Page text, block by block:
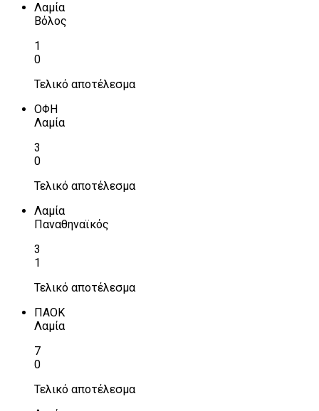
Λαμία
Βόλος
1
0
Τελικό αποτέλεσμα
ΟΦΗ
Λαμία
3
0
Τελικό αποτέλεσμα
Λαμία
Παναθηναϊκός
3
1
Τελικό αποτέλεσμα
ΠΑΟΚ
Λαμία
7
0
Τελικό αποτέλεσμα